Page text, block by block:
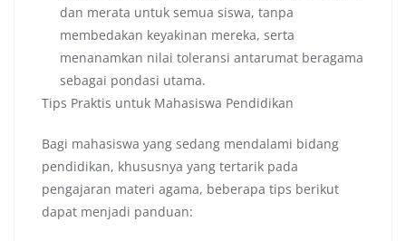
dan merata untuk semua siswa, tanpa
membedakan keyakinan mereka, serta
menanamkan nilai toleransi antarumat beragama
sebagai pondasi utama.
Tips Praktis untuk Mahasiswa Pendidikan
Bagi mahasiswa yang sedang mendalami bidang
pendidikan, khususnya yang tertarik pada
pengajaran materi agama, beberapa tips berikut
dapat menjadi panduan: